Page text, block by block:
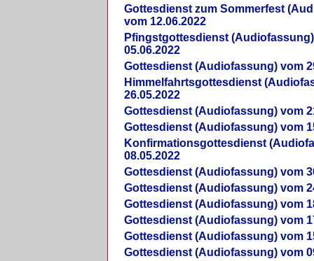
Gottesdienst zum Sommerfest
vom 12.06.2022
Pfingstgottesdienst
05.06.2022
Gottesdienst (Audiofassung) vom
Himmelfahrtsgottesdienst
26.05.2022
Gottesdienst (Audiofassung) vom
Gottesdienst (Audiofassung) vom
Konfirmationsgottesdienst
08.05.2022
Gottesdienst (Audiofassung) vom
Gottesdienst (Audiofassung) vom
Gottesdienst (Audiofassung) vom
Gottesdienst (Audiofassung) vom
Gottesdienst (Audiofassung) vom
Gottesdienst (Audiofassung) vom